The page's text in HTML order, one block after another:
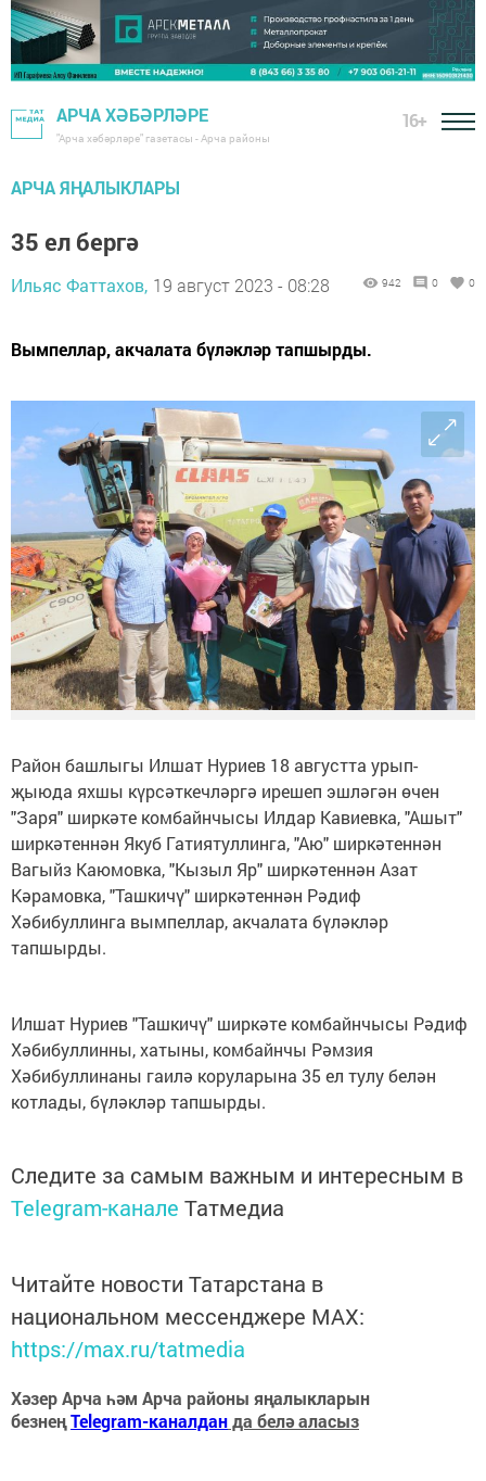
АРЧА ХӘБӘРЛӘРЕ
"Арча хәбәрләре" газетасы - Арча районы
16+
АРЧА ЯҢАЛЫКЛАРЫ
35 ел бергә
Ильяс Фаттахов, 19 август 2023 - 08:28 942 0 0
Вымпеллар, акчалата бүләкләр тапшырды.
Район башлыгы Илшат Нуриев 18 августта урып-
җыюда яхшы күрсәткечләргә ирешеп эшләгән өчен
"Заря" ширкәте комбайнчысы Илдар Кавиевка, "Ашыт"
ширкәтеннән Якуб Гатиятуллинга, "Аю" ширкәтеннән
Вагыйз Каюмовка, "Кызыл Яр" ширкәтеннән Азат
Кәрамовка, "Ташкичү" ширкәтеннән Рәдиф
Хәбибуллинга вымпеллар, акчалата бүләкләр
тапшырды.
Илшат Нуриев "Ташкичү" ширкәте комбайнчысы Рәдиф
Хәбибуллинны, хатыны, комбайнчы Рәмзия
Хәбибуллинаны гаилә коруларына 35 ел тулу белән
котлады, бүләкләр тапшырды.
Следите за самым важным и интересным в
Telegram-канале Татмедиа
Читайте новости Татарстана в
национальном мессенджере MАХ:
https://max.ru/tatmedia
Хәзер Арча һәм Арча районы яңалыкларын
безнеңTelegram-каналданда белә аласыз